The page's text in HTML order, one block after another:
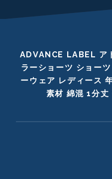
ADVANCE LABEL ア
ラーショーツ ショー
ーウェア レディース
素材 綿混 1分